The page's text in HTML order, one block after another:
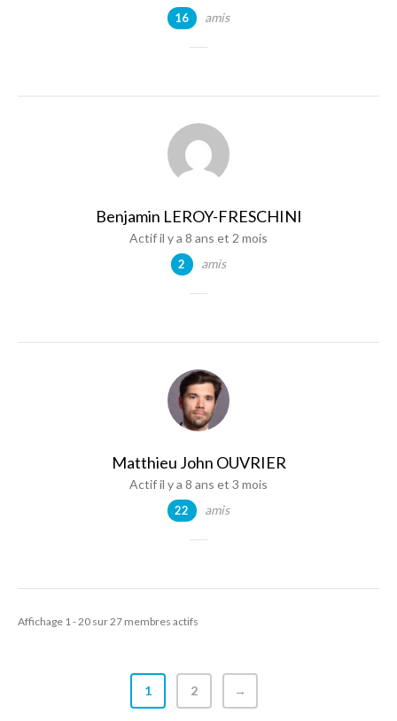
16 amis
Benjamin LEROY-FRESCHINI
Actif il y a 8 ans et 2 mois
2 amis
Matthieu John OUVRIER
Actif il y a 8 ans et 3 mois
22 amis
Affichage 1 - 20 sur 27 membres actifs
1 2 →